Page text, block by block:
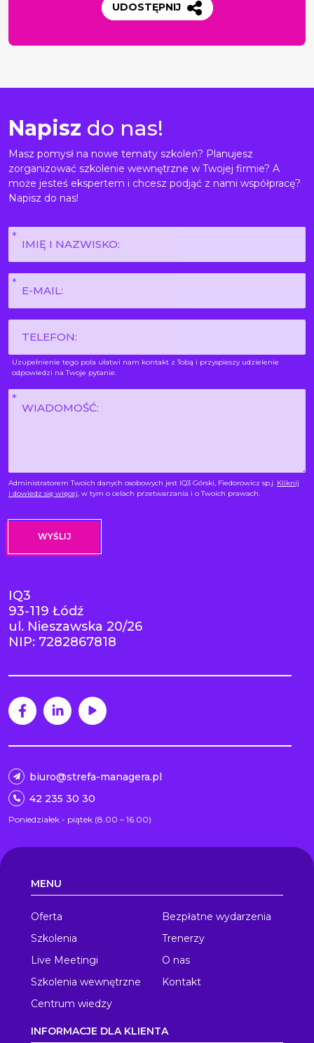
UDOSTĘPNIJ
Napisz do nas!
Masz pomysł na nowe tematy szkoleń? Planujesz
zorganizować szkolenie wewnętrzne w Twojej firmie? A
może jesteś ekspertem i chcesz podjąć z nami współpracę?
Napisz do nas!
Imię
*E-
mail
Uzupełnienie tego pola ułatwi nam kontakt z Tobą i przyspieszy udzielenie
odpowiedzi na Twoje pytanie.
Wiadomość
Administratorem Twoich danych osobowych jest IQ3 Górski, Fiedorowicz sp.j. Kliknij
i dowiedz się więcej, w tym o celach przetwarzania i o Twoich prawach.
IQ3
93-119 Łódź
ul. Nieszawska 20/26
NIP: 7282867818
biuro@strefa-managera.pl
42 235 30 30
Poniedziałek - piątek (8.00 – 16.00)
MENU
Oferta
Szkolenia
Live Meetingi
Szkolenia wewnętrzne
Centrum wiedzy
Bezpłatne wydarzenia
Trenerzy
O nas
Kontakt
INFORMACJE DLA KLIENTA